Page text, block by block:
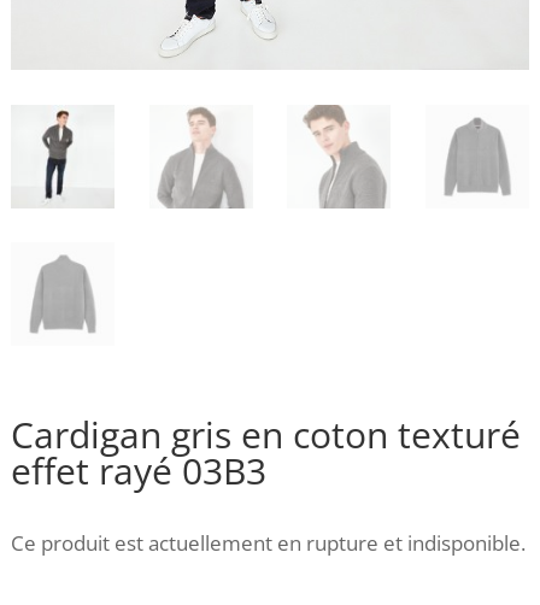
Cardigan gris en coton texturé
effet rayé 03B3
Ce produit est actuellement en rupture et indisponible.